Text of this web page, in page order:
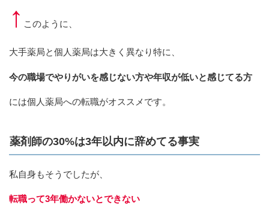
↑ このように、
大手薬局と個人薬局は大きく異なり特に、
今の職場でやりがいを感じない方や年収が低いと感じてる方
には個人薬局への転職がオススメです。
薬剤師の30%は3年以内に辞めてる事実
私自身もそうでしたが、
転職って3年働かないとできない